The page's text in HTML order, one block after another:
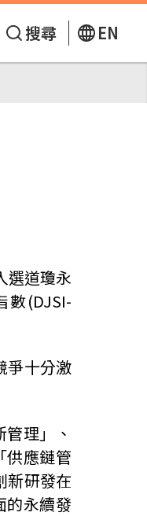
搜尋 EN
選道瓊永
數(DJSI-
爭十分激
理」、
供應鏈管
新研發在
的永續發